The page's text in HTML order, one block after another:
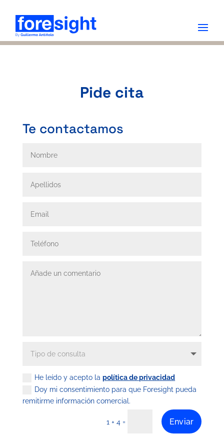
Pide cita
Te contactamos
He leído y acepto lapolítica de privacidad
Doy mi consentimiento para que Foresight pueda
remitirme información comercial.
1 + 4 = Enviar